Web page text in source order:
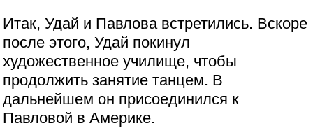
Итак, Удай и Павлова встретились. Вскоре
после этого, Удай покинул
художественное училище, чтобы
продолжить занятие танцем. В
дальнейшем он присоединился к
Павловой в Америке.